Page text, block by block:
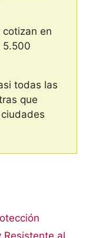
cotizan en
5.500
todas las
que
Resistente al